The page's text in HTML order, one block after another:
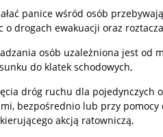
panice wśród osób
o drogach ewakuacji oraz
osób uzależniona jest od
do klatek schodowych,
dróg ruchu dla pojedynczych
bezpośrednio lub przy
akcją ratowniczą,